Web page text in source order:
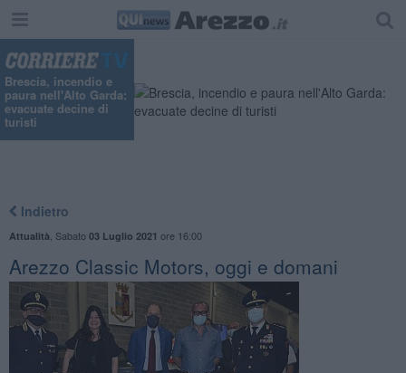
Brescia, incendio e
paura nell'Alto Garda:
evacuate decine di
turisti
Indietro
Attualità Sabato 03 Luglio 2021 ore 16:00
Arezzo Classic Motors, oggi e domani